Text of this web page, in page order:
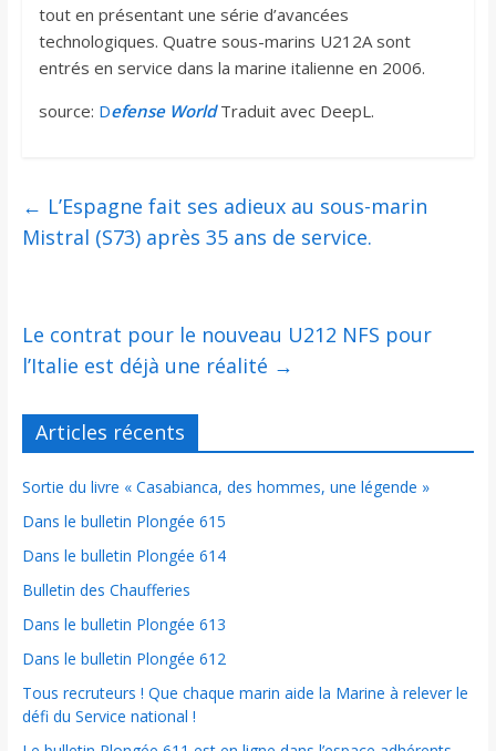
tout en présentant une série d’avancées
technologiques. Quatre sous-marins U212A sont
entrés en service dans la marine italienne en 2006.
source: Defense WorldTraduit avec DeepL.
← L’Espagne fait ses adieux au sous-marin
Mistral (S73) après 35 ans de service.
Le contrat pour le nouveau U212 NFS pour
l’Italie est déjà une réalité →
Articles récents
Sortie du livre « Casabianca, des hommes, une légende »
Dans le bulletin Plongée 615
Dans le bulletin Plongée 614
Bulletin des Chaufferies
Dans le bulletin Plongée 613
Dans le bulletin Plongée 612
Tous recruteurs ! Que chaque marin aide la Marine à relever le
défi du Service national !